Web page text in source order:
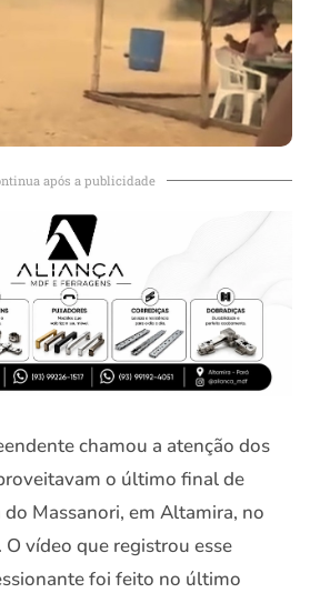
após a publicidade
chamou a atenção dos
o último final de
do Massanori, em Altamira, no
O vídeo que registrou esse
foi feito no último